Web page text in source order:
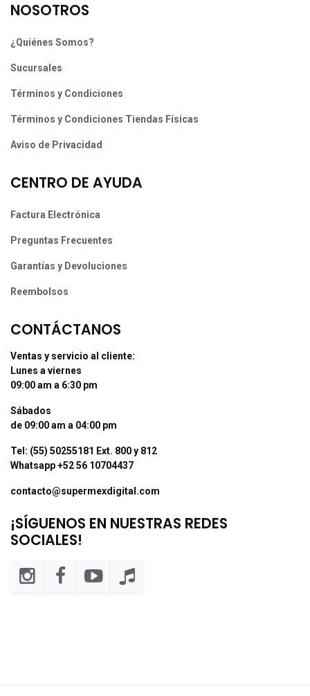
NOSOTROS
¿Quiénes Somos?
Sucursales
Términos y Condiciones
Términos y Condiciones Tiendas Físicas
Aviso de Privacidad
CENTRO DE AYUDA
Factura Electrónica
Preguntas Frecuentes
Garantías y Devoluciones
Reembolsos
CONTÁCTANOS
Ventas y servicio al cliente:
Lunes a viernes
09:00 am a 6:30 pm
Sábados
de 09:00 am a 04:00 pm
Tel: (55) 50255181 Ext. 800 y 812
Whatsapp +52 56 10704437
contacto@supermexdigital.com
¡SÍGUENOS EN NUESTRAS REDES
SOCIALES!